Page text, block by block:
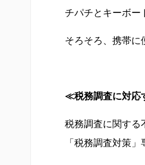
チパチとキーボー
そろそろ、携帯に
≪税務調査に対応
税務調査に関する
「税務調査対策